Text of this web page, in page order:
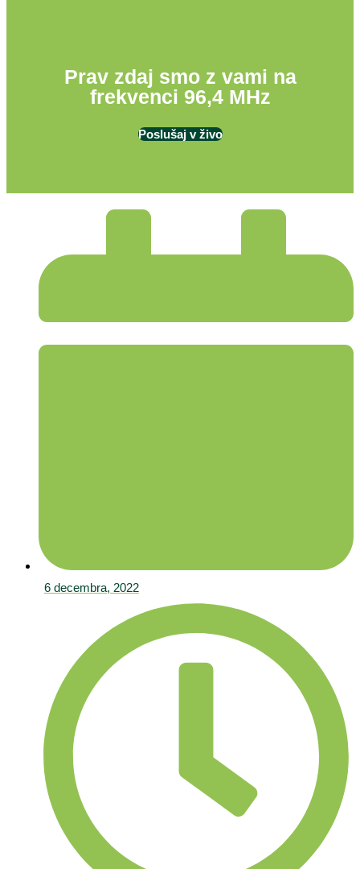
Prav zdaj smo z vami na
frekvenci 96,4 MHz
Poslušaj v živo
6 decembra, 2022